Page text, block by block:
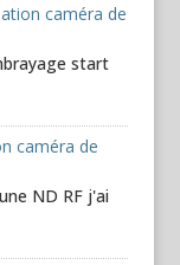
caméra de
start
caméra de
ND RF j'ai